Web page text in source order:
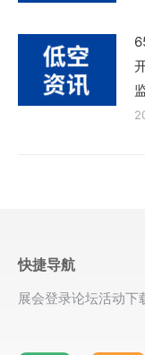
快捷导航
展会登录论坛活动下